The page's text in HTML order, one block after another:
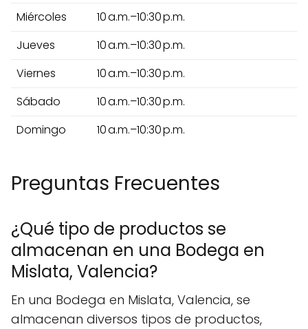
Miércoles
10 a.m.–10:30 p.m.
Jueves
10 a.m.–10:30 p.m.
Viernes
10 a.m.–10:30 p.m.
Sábado
10 a.m.–10:30 p.m.
Domingo
10 a.m.–10:30 p.m.
Preguntas Frecuentes
¿Qué tipo de productos se
almacenan en una Bodega en
Mislata, Valencia?
En una Bodega en Mislata, Valencia, se
almacenan diversos tipos de productos,